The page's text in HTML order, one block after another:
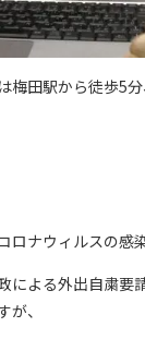
梅田駅から徒歩5
ロナウィルスの感
による外出自粛要
が、